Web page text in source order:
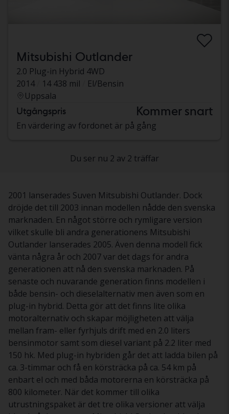
Mitsubishi Outlander
2.0 Plug-in Hybrid 4WD
2014
14 438 mil
El/Bensin
Uppsala
Utgångspris Kommer snart
En värdering av fordonet är på gång
Du ser nu 2 av 2 träffar
2001 lanserades Suven Mitsubishi Outlander. Dock
dröjde det till 2003 innan modellen nådde den svenska
marknaden. En något större och rymligare version
vilket skulle bli andra generationens Mitsubishi
Outlander lanserades 2005. Även denna modell fick
vänta några år och 2007 var det dags för andra
generationen att nå den svenska marknaden. På
senaste och nuvarande generation finns modellen i
både bensin- och dieselalternativ men även som en
plug-in hybrid. Detta gör att det finns lite olika
motoralternativ och skapar möjligheten att välja
mellan fram- eller fyrhjuls drift med en 2.0 liters
bensinmotor samt som diesel variant på 2.2 liter med
150 hk. Med plug-in hybriden går det att ladda bilen på
ca. 3-timmar och få en körsträcka på ca. 54 km på
enbart el och med båda motorerna en körsträcka på
800 kilometer. När det kommer till olika
utrustningspaket är det tre olika versioner att välja